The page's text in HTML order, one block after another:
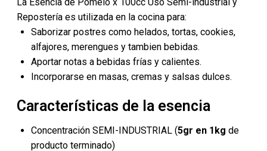
Repostería es utilizada en la cocina para:
Saborizar postres como helados, tortas, cookies,
alfajores, merengues y tambien bebidas.
Aportar notas a bebidas frías y calientes.
Incorporarse en masas, cremas y salsas dulces.
Características de la esencia
Concentración SEMI-INDUSTRIAL (5gr en 1kg de
producto terminado)